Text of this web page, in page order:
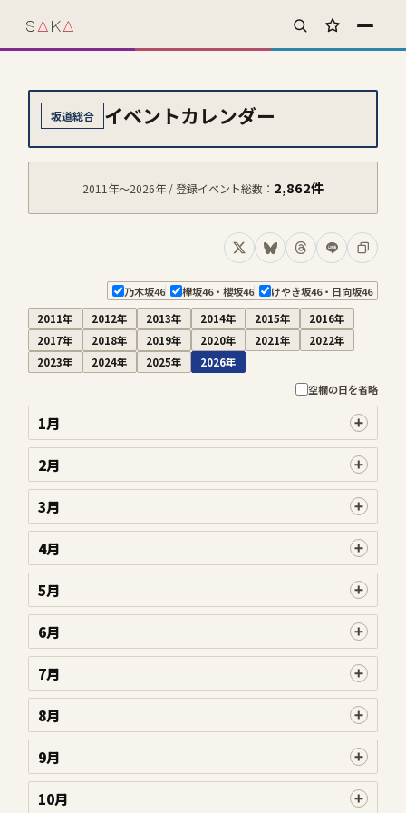
s A kA お気に入り
坂道総合 イベントカレンダー
2011年〜2026年 / 登録イベント総数： 2,862件
XでシェアBlueskyでシェア
Threadsでシェア
LINEでシェア
コピー
乃木坂46 欅坂46・櫻坂46
けやき坂46・日向坂46
2011年
2012年 2013年 2014年 2015年
2016年
2017年
2018年 2019年 2020年 2021年
2022年
2023年
2024年 2025年
2026年
空欄の日を省略
1月
2月
3月
4月
5月
6月
7月
8月
9月
10月